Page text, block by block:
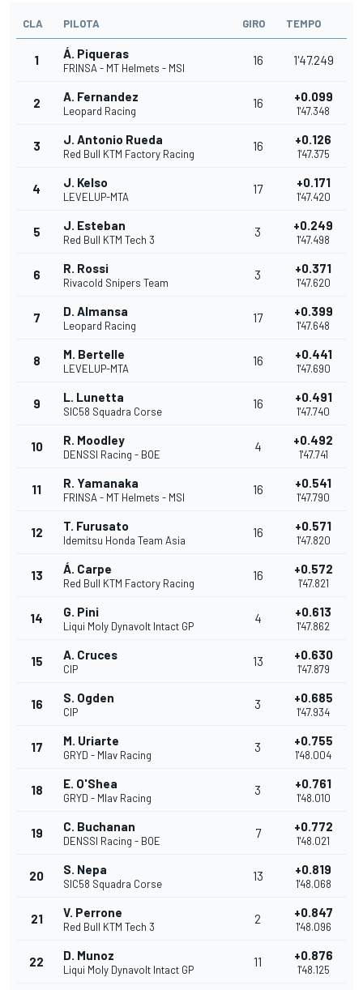
CLA PILOTA GIRO TEMPO
1 Á. Piqueras
FRINSA - MT Helmets - MSI
16 1'47.249
2 A. Fernandez
Leopard Racing
16 +0.099
1'47.348
3 J. Antonio Rueda
Red Bull KTM Factory Racing
16 +0.126
1'47.375
4 J. Kelso
LEVELUP-MTA
17 +0.171
1'47.420
5 J. Esteban
Red Bull KTM Tech 3
3 +0.249
1'47.498
6 R. Rossi
Rivacold Snipers Team
3 +0.371
1'47.620
7 D. Almansa
Leopard Racing
17 +0.399
1'47.648
8 M. Bertelle
LEVELUP-MTA
16 +0.441
1'47.690
9 L. Lunetta
SIC58 Squadra Corse
16 +0.491
1'47.740
10 R. Moodley
DENSSI Racing - BOE
4 +0.492
1'47.741
11 R. Yamanaka
FRINSA - MT Helmets - MSI
16 +0.541
1'47.790
12 T. Furusato
Idemitsu Honda Team Asia
16 +0.571
1'47.820
13 Á. Carpe
Red Bull KTM Factory Racing
16 +0.572
1'47.821
14 G. Pini
Liqui Moly Dynavolt Intact GP
4 +0.613
1'47.862
15 A. Cruces
CIP
13 +0.630
1'47.879
16 S. Ogden
CIP
3 +0.685
1'47.934
17 M. Uriarte
GRYD - Mlav Racing
3 +0.755
1'48.004
18 E. O'Shea
GRYD - Mlav Racing
3 +0.761
1'48.010
19 C. Buchanan
DENSSI Racing - BOE
7 +0.772
1'48.021
20 S. Nepa
SIC58 Squadra Corse
13 +0.819
1'48.068
21 V. Perrone
Red Bull KTM Tech 3
2 +0.847
1'48.096
22 D. Munoz
Liqui Moly Dynavolt Intact GP
11 +0.876
1'48.125